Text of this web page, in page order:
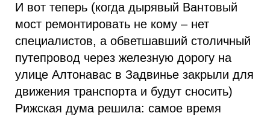
И вот теперь (когда дырявый Вантовый
мост ремонтировать не кому – нет
специалистов, а обветшавший столичный
путепровод через железную дорогу на
улице Алтонавас в Задвинье закрыли для
движения транспорта и будут сносить)
Рижская дума решила: самое время